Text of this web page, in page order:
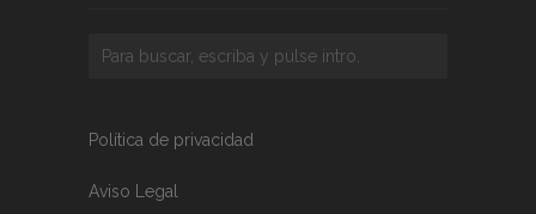
Política de privacidad
Aviso Legal